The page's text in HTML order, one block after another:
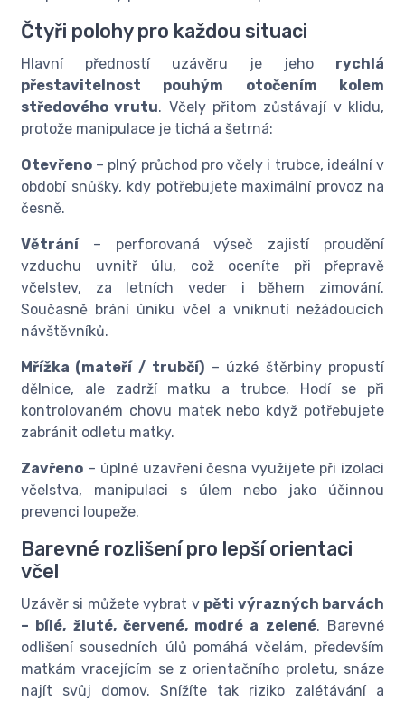
Čtyři polohy pro každou situaci
Hlavní předností uzávěru je jeho rychlá
přestavitelnost pouhým otočením kolem
středového vrutu. Včely přitom zůstávají v klidu,
protože manipulace je tichá a šetrná:
Otevřeno – plný průchod pro včely i trubce, ideální v
období snůšky, kdy potřebujete maximální provoz na
česně.
Větrání– perforovaná výseč zajistí proudění
vzduchu uvnitř úlu, což oceníte při přepravě
včelstev, za letních veder i během zimování.
Současně brání úniku včel a vniknutí nežádoucích
návštěvníků.
Mřížka (mateří / trubčí) – úzké štěrbiny propustí
dělnice, ale zadrží matku a trubce. Hodí se při
kontrolovaném chovu matek nebo když potřebujete
zabránit odletu matky.
Zavřeno – úplné uzavření česna využijete při izolaci
včelstva, manipulaci s úlem nebo jako účinnou
prevenci loupeže.
Barevné rozlišení pro lepší orientaci
včel
Uzávěr si můžete vybrat v pěti výrazných barvách
– bílé, žluté, červené, modré a zelené. Barevné
odlišení sousedních úlů pomáhá včelám, především
matkám vracejícím se z orientačního proletu, snáze
najít svůj domov. Snížíte tak riziko zalétávání a